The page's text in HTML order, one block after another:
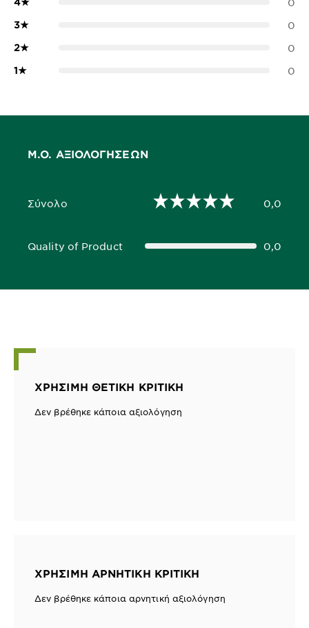
3★ 0
2★ 0
1★ 0
Μ.Ο. ΑΞΙΟΛΟΓΉΣΕΩΝ
Σύνολο
0,0 out of 5 stars 0,0
Quality of Product
0,0 out of 5 stars 0,0
ΧΡΉΣΙΜΗ ΘΕΤΙΚΉ ΚΡΙΤΙΚΉ
Δεν βρέθηκε κάποια αξιολόγηση
ΧΡΉΣΙΜΗ ΑΡΝΗΤΙΚΉ ΚΡΙΤΙΚΉ
Δεν βρέθηκε κάποια αρνητική αξιολόγηση